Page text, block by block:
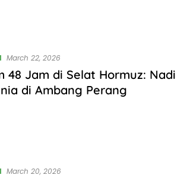
March 22, 2026
48 Jam di Selat Hormuz: Nadi
di Ambang Perang
March 20, 2026